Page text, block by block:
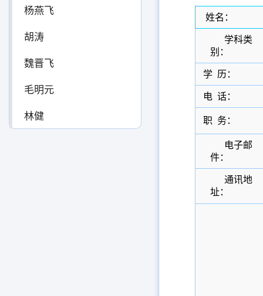
杨燕飞
胡涛
魏晋飞
毛明元
林健
姓名：
学科类
别：
学 历：
电 话：
职 务：
电子邮
件：
通讯地
址：